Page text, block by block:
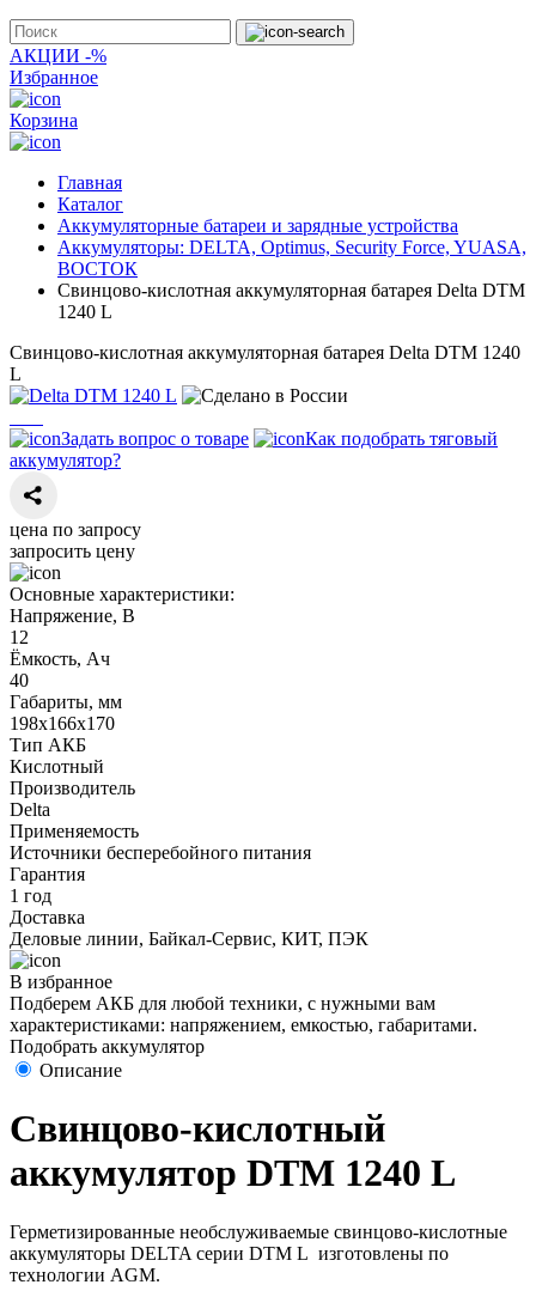
АКЦИИ -%
Избранное
Корзина
Главная
Каталог
Аккумуляторные батареи и зарядные устройства
Аккумуляторы: DELTA, Optimus, Security Force, YUASA,
ВОСТОК
Свинцово-кислотная аккумуляторная батарея Delta DTM
1240 L
Свинцово-кислотная аккумуляторная батарея Delta DTM 1240
L
Задать вопрос о товаре
Как подобрать тяговый
аккумулятор?
цена по запросу
запросить цену
Основные характеристики:
Напряжение, В
12
Ёмкость, Ач
40
Габариты, мм
198х166х170
Тип АКБ
Кислотный
Производитель
Delta
Применяемость
Источники бесперебойного питания
Гарантия
1 год
Доставка
Деловые линии, Байкал-Сервис, КИТ, ПЭК
В избранное
Подберем АКБ для любой техники, с нужными вам
характеристиками: напряжением, емкостью, габаритами.
Подобрать аккумулятор
Описание
Свинцово-кислотный
аккумулятор DTM 1240 L
Герметизированные необслуживаемые свинцово-кислотные
аккумуляторы DELTA серии DTM L изготовлены по
технологии AGM.